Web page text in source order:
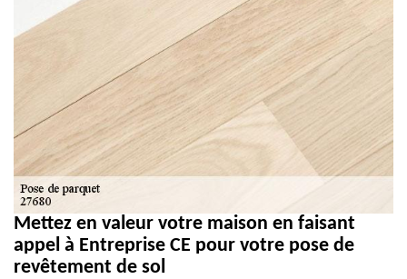
Mettez en valeur votre maison en faisant
appel à Entreprise CE pour votre pose de
revêtement de sol